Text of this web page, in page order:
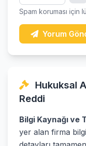
Spam koruması için
Yorum
Hukuksal
Reddi
Bilgi Kaynağı ve
yer alan firma